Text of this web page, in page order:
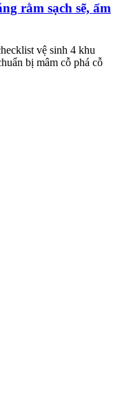
rằm sạch sẽ, ấm
vệ sinh 4 khu
bị mâm cỗ phá cỗ